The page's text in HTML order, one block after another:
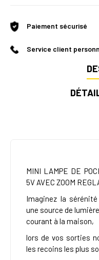
Paiement sécurisé
Service client
MINI LAMPE DE
5V AVEC ZOOM
Imaginez la
une source de
courant à la maison,
lors de vos sorties
les recoins les plus